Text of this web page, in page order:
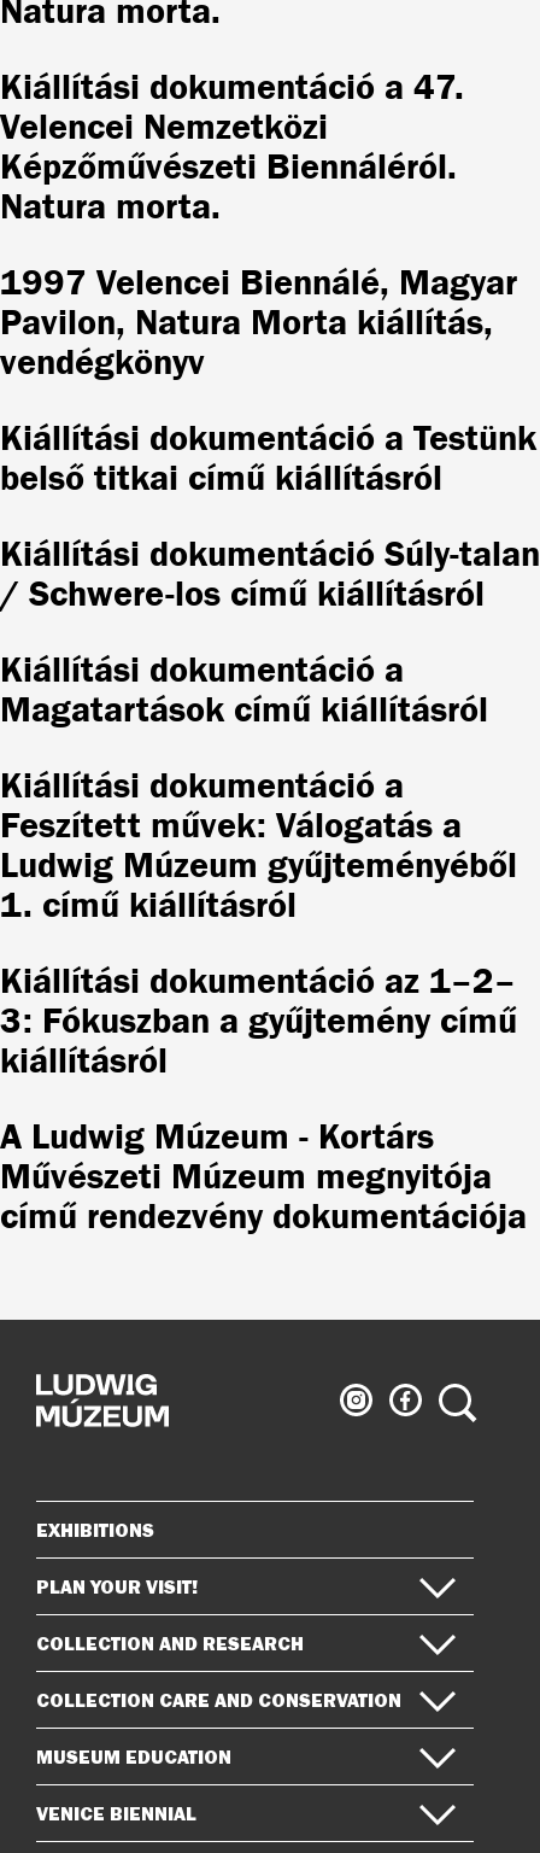
Natura morta.
Kiállítási dokumentáció a 47.
Velencei Nemzetközi
Képzőművészeti Biennáléról.
Natura morta.
1997 Velencei Biennálé, Magyar
Pavilon, Natura Morta kiállítás,
vendégkönyv
Kiállítási dokumentáció a Testünk
belső titkai című kiállításról
Kiállítási dokumentáció Súly-talan
/ Schwere-los című kiállításról
Kiállítási dokumentáció a
Magatartások című kiállításról
Kiállítási dokumentáció a
Feszített művek: Válogatás a
Ludwig Múzeum gyűjteményéből
1. című kiállításról
Kiállítási dokumentáció az 1–2–
3: Fókuszban a gyűjtemény című
kiállításról
A Ludwig Múzeum - Kortárs
Művészeti Múzeum megnyitója
című rendezvény dokumentációja
Ludwig
Museum
Ludwig
Museum
Search
Sitemap
EXHIBITIONS
PLAN YOUR VISIT!
COLLECTION AND RESEARCH
COLLECTION CARE AND CONSERVATION
MUSEUM EDUCATION
VENICE BIENNIAL